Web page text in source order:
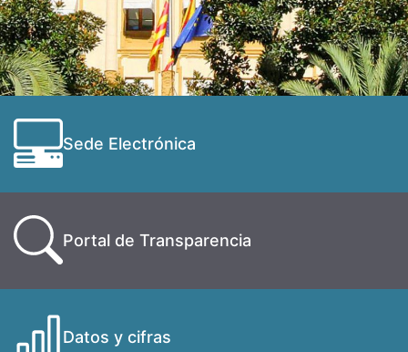
Sede Electrónica
Portal de Transparencia
Datos y cifras